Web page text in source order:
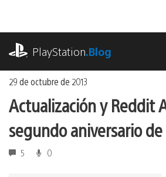
contenido
PlayStation.Blog
29 de octubre de 2013
Actualización y Reddit
segundo aniversario
5 0